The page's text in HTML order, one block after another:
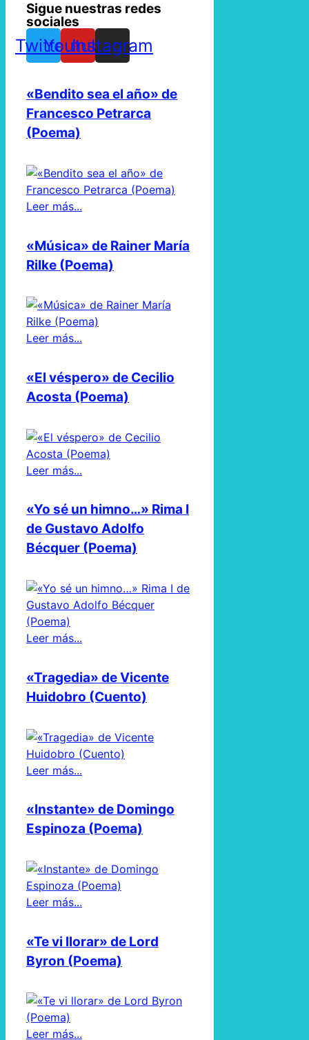
Sigue nuestras redes
sociales
TwitterYoutube
Instagram
«Bendito sea el año» de
Francesco Petrarca
(Poema)
Leer más...
«Música» de Rainer María
Rilke (Poema)
Leer más...
«El véspero» de Cecilio
Acosta (Poema)
Leer más...
«Yo sé un himno…» Rima I
de Gustavo Adolfo
Bécquer (Poema)
Leer más...
«Tragedia» de Vicente
Huidobro (Cuento)
Leer más...
«Instante» de Domingo
Espinoza (Poema)
Leer más...
«Te vi llorar» de Lord
Byron (Poema)
Leer más...